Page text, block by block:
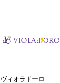
ヴィオラドーロ